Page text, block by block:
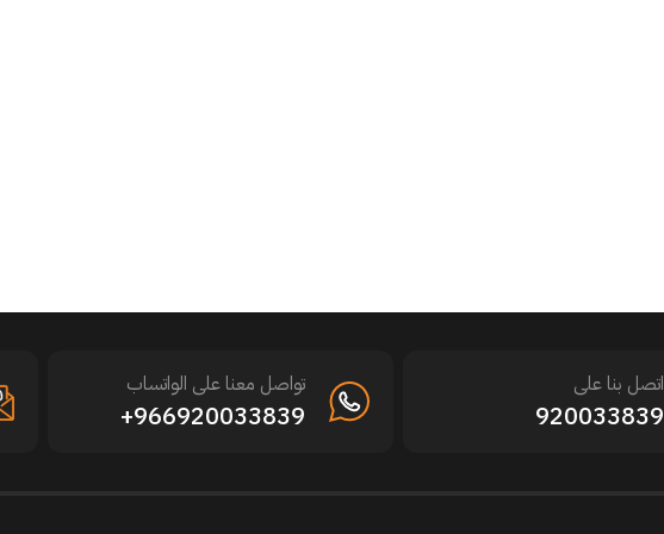
اتصل بنا على
920033839
تواصل معنا على الواتساب
966920033839+